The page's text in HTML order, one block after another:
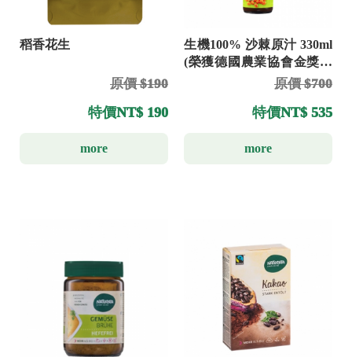
稻香花生
原價 $190
特價NT$ 190
more
生機100% 沙棘原汁 330ml
(榮獲德國農業協會金獎果
原價 $700
特價NT$ 535
more